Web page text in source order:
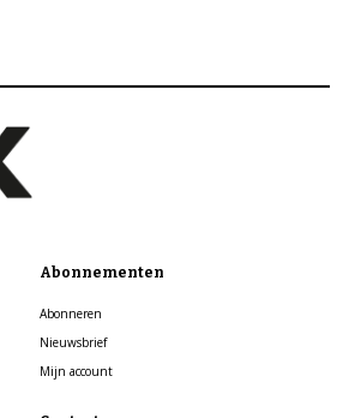
Abonnementen
Abonneren
Nieuwsbrief
Mijn account